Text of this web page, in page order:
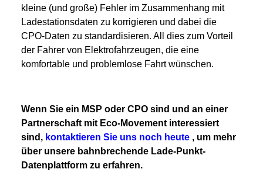
kleine (und große) Fehler im Zusammenhang mit
Ladestationsdaten zu korrigieren und dabei die
CPO-Daten zu standardisieren. All dies zum Vorteil
der Fahrer von Elektrofahrzeugen, die eine
komfortable und problemlose Fahrt wünschen.
Wenn Sie ein MSP oder CPO sind und an einer
Partnerschaft mit Eco-Movement interessiert
sind, kontaktieren Sie uns noch heute , um mehr
über unsere bahnbrechende Lade-Punkt-
Datenplattform zu erfahren.